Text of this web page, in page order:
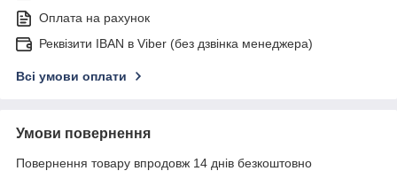
Оплата на рахунок
Реквізити IBAN в Viber (без дзвінка менеджера)
Всі умови оплати
Умови повернення
Повернення товару впродовж 14 днів безкоштовно